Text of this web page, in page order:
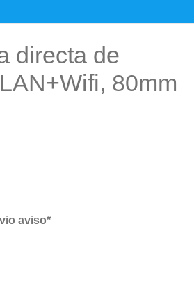
directa de
80mm
aviso*